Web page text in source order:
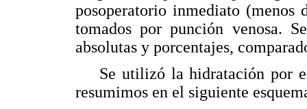
posoperatorio inmediato
tomados por punción venosa.
absolutas y porcentajes,
Se utilizó la hidratación por
resumimos en el siguiente